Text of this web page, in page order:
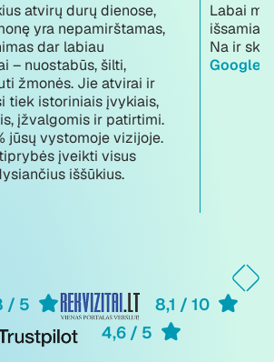
atvirų durų dienose,
yra nepamirštamas,
dar labiau
– nuostabūs, šilti,
žmonės. Jie atvirai ir
tiek istoriniais įvykiais,
įžvalgomis ir patirtimi.
jūsų vystomoje vizijoje.
įveikti visus
iššūkius.
Labai
išsamiai
Na ir
Google
/ 5
8,1 / 10
4,6 / 5